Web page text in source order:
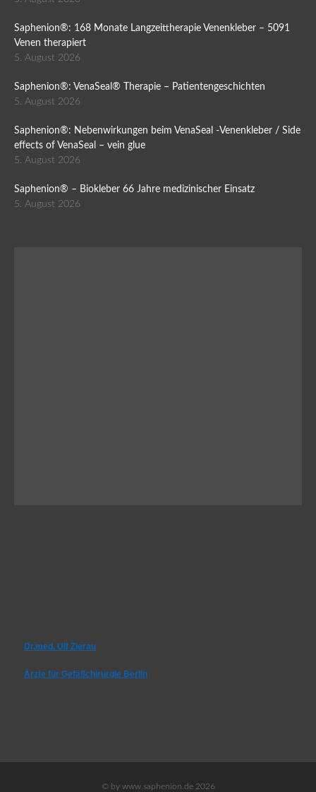
Saphenion®: 168 Monate Langzeittherapie Venenkleber – 5091
Venen therapiert
5. August 2026
Saphenion®: VenaSeal® Therapie – Patientengeschichten
5. August 2026
Saphenion®: Nebenwirkungen beim VenaSeal -Venenkleber / Side
effects of VenaSeal – vein glue
5. August 2026
Saphenion® – Biokleber 66 Jahre medizinischer Einsatz
5. August 2026
Dr.med. Ulf Zierau
Ärzte für Gefäßchirurgie Berlin
© by www.saphenion.de 2026